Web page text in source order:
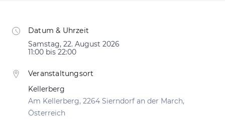
Datum & Uhrzeit
Samstag, 22. August 2026
11:00 bis 22:00
Veranstaltungsort
Kellerberg
Am Kellerberg, 2264 Sierndorf an der March,
Österreich